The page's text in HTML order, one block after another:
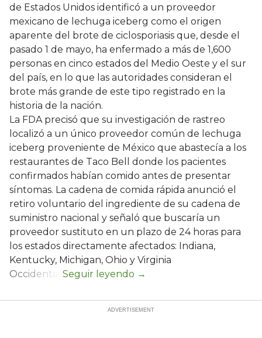
de Estados Unidos identificó a un proveedor
mexicano de lechuga iceberg como el origen
aparente del brote de ciclosporiasis que, desde el
pasado 1 de mayo, ha enfermado a más de 1,600
personas en cinco estados del Medio Oeste y el sur
del país, en lo que las autoridades consideran el
brote más grande de este tipo registrado en la
historia de la nación.
La FDA precisó que su investigación de rastreo
localizó a un único proveedor común de lechuga
iceberg proveniente de México que abastecía a los
restaurantes de Taco Bell donde los pacientes
confirmados habían comido antes de presentar
síntomas. La cadena de comida rápida anunció el
retiro voluntario del ingrediente de su cadena de
suministro nacional y señaló que buscaría un
proveedor sustituto en un plazo de 24 horas para
los estados directamente afectados: Indiana,
Kentucky, Michigan, Ohio y Virginia
Occidental.